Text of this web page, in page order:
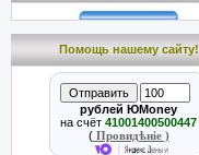
Помощь нашему сайту!
рублей ЮMoney
на счёт 41001400500447
( Провидѣніе )